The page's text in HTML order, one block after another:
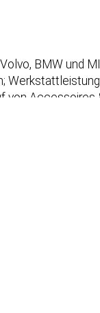
BMW und
von